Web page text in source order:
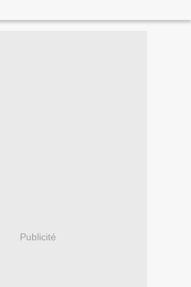
Publicité